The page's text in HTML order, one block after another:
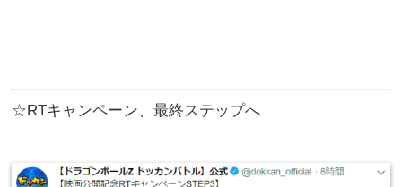
☆RTキャンペーン、最終ステップへ